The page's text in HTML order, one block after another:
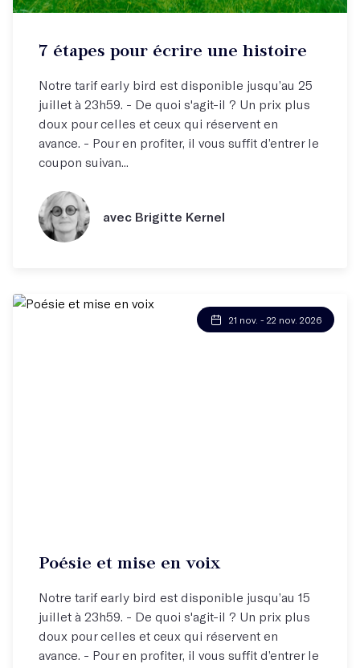
7 étapes pour écrire une histoire
Notre tarif early bird est disponible jusqu’au 25
juillet à 23h59. - De quoi s'agit-il ? Un prix plus
doux pour celles et ceux qui réservent en
avance. - Pour en profiter, il vous suffit d’entrer le
coupon suivan...
avec Brigitte Kernel
21 nov. - 22 nov. 2026
Poésie et mise en voix
Notre tarif early bird est disponible jusqu’au 15
juillet à 23h59. - De quoi s'agit-il ? Un prix plus
doux pour celles et ceux qui réservent en
avance. - Pour en profiter, il vous suffit d’entrer le